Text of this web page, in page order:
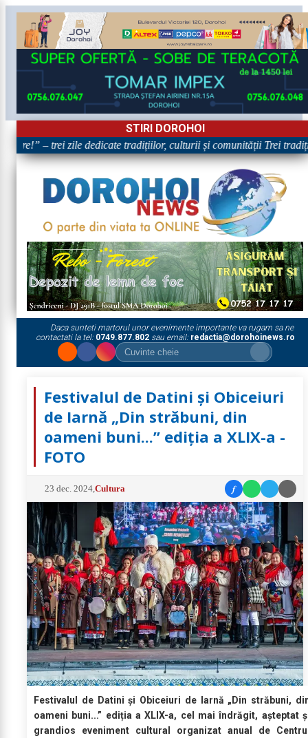
STIRI DOROHOI
– trei zile dedicate tradițiilor, culturii și comunității Trei
Daca sunteti martorul unor evenimente importante va rugam sa ne
contactati la tel: 0749.877.802sau email: redactia@dorohoinews.ro
Festivalul de Datini și Obiceiuri
de Iarnă „Din străbuni, din
oameni buni...” ediția a XLIX-a -
FOTO
23 dec. 2024 ,Cultura f
Festivalul de Datini și Obiceiuri de Iarnă „Din străbuni,
oameni buni...” ediția a XLIX-a, cel mai îndrăgit, așteptat
grandios eveniment cultural organizat anual de